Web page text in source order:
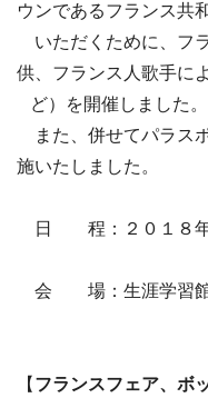
ウンであるフランス共
いただくために、フ
供、フランス人歌手に
ど）を開催しました。
また、併せてパラス
施いたしました。
日 程：２０１８年
会 場：生涯学習館
【 フランスフェア、ボ